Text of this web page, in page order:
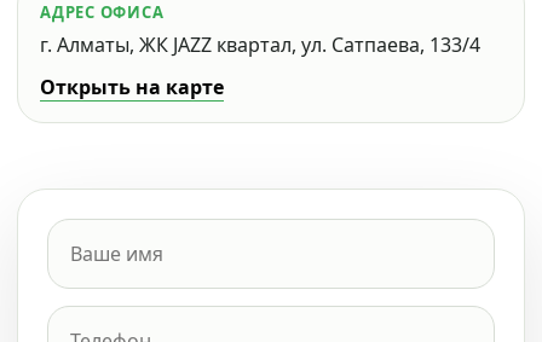
АДРЕС ОФИСА
г. Алматы, ЖК JAZZ квартал, ул. Сатпаева, 133/4
Открыть на карте